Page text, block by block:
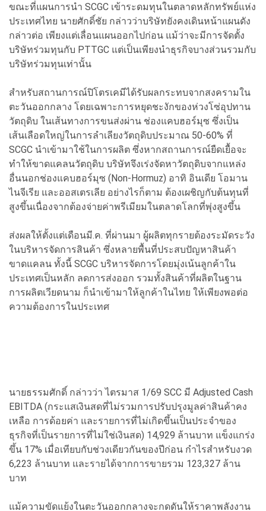
ขณะที่แผนการนำ SCGC เข้าระดมทุนในตลาดหลักทรัพย์แห่ง
ประเทศไทย นายศักดิ์ชัย กล่าวว่าบริษัทยังคงเดินหน้าแผนดัง
กล่าวต่อ เพียงแต่เลื่อนแผนออกไปก่อน แม้ว่าจะมีการจัดตั้ง
บริษัทร่วมทุนกับ PTTGC แต่เป็นเพียงนำธุรกิจบางส่วนรวมกับ
บริษัทร่วมทุนเท่านั้น
สำหรับสถานการณ์ปิโตรเคมีได้รับผลกระทบจากสงครามใน
ตะวันออกกลาง โดยเฉพาะการหยุดชะงักของห่วงโซ่อุปทาน
วัตถุดิบ ในเส้นทางการขนส่งผ่าน ช่องแคบฮอร์มุซ ซึ่งเป็น
เส้นเลือดใหญ่ในการลำเลียงวัตถุดิบประมาณ 50-60% ที่
SCGC นำเข้ามาใช้ในการผลิต ซึ่งหากสถานการณ์ยืดเยื้อจะ
ทำให้ขาดแคลนวัตถุดิบ บริษัทจึงเร่งจัดหาวัตถุดิบจากแหล่ง
อื่นนอกช่องแคบฮอร์มุซ (Non-Hormuz) อาทิ อินเดีย โอมาน
ไนจีเรีย และออสเตรเลีย อย่างไรก็ตาม ต้องเผชิญกับต้นทุนที่
สูงขึ้นเนื่องจากต้องจ่ายค่าพรีเมียมในตลาดโลกที่พุ่งสูงขึ้น
ส่งผลให้ตั้งแต่เดือนมี.ค. ที่ผ่านมา ผู้ผลิตทุกรายต้องระมัดระวัง
ในบริหารจัดการสินค้า ซึ่งหลายพื้นที่ประสบปัญหาสินค้า
ขาดแคลน ทั้งนี้ SCGC บริหารจัดการโดยมุ่งเน้นลูกค้าใน
ประเทศเป็นหลัก ลดการส่งออก รวมทั้งสินค้าที่ผลิตในฐาน
การผลิตเวียดนาม ก็นำเข้ามาให้ลูกค้าในไทย ให้เพียงพอต่อ
ความต้องการในประเทศ
นายธรรมศักดิ์ กล่าวว่า ไตรมาส 1/69 SCC มี Adjusted Cash
EBITDA (กระแสเงินสดที่ไม่รวมการปรับปรุงมูลค่าสินค้าคง
เหลือ การด้อยค่า และรายการที่ไม่เกิดขึ้นเป็นประจำของ
ธุรกิจที่เป็นรายการที่ไม่ใช่เงินสด) 14,929 ล้านบาท แข็งแกร่ง
ขึ้น 17% เมื่อเทียบกับช่วงเดียวกันของปีก่อน กำไรสำหรับงวด
6,223 ล้านบาท และรายได้จากการขายรวม 123,327 ล้าน
บาท
แม้ความขัดแย้งในตะวันออกกลางจะกดดันให้ราคาพลังงาน